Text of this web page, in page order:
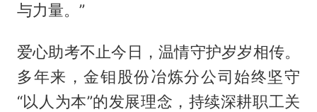
与力量。”
爱心助考不止今日，温情守护岁岁相传。
多年来，金钼股份冶炼分公司始终坚守
“以人为本”的发展理念，持续深耕职工关